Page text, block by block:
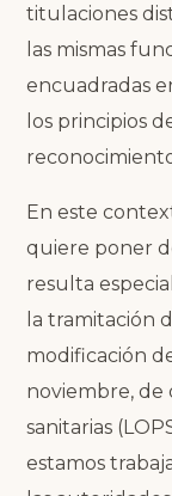
titulaciones
las mismas
encuadradas
los principios
En este
quiere poner
resulta
la tramitación
modificación
noviembre, de
sanitarias
estamos